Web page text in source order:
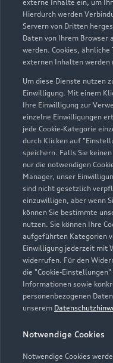
externe Inhalte ein, um
Hierdurch werden
Servern von Dritten
Daten von Ihrem
werden. Cookies, ähnliche
externen Inhalten werden
Um diese Dienste nutzen
Einwilligung. Mit einem
Ihre Einwilligung zur
einzelne Einwilligungen
jede Cookie-Kategorie
durch Klicken auf
speichern. Falls Sie
nur die notwendigen
Manager, unser
sind nicht gesetzlich
einzuwilligen, aber wenn
können Sie bestimmte
nutzen. Sie können Ihre
aufgeführten Kategorien
Einwilligung jederzeit mit
widerrufen. Für den
die "Cookie-
Informationen sowie
personenbezogenen
unserem
Notwendige Cookies
Notwendige Cookies
Börsten 38
27628 Hagen
04746 94930
Kontaktdaten
Service
Geschlossen,
Teile- &
Geschlossen,